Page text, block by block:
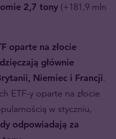
2,7 tony (+181,9 mln
oparte na złocie
głównie
Niemiec i Francji.
ETF-y oparte na złocie
w styczniu,
odpowiadają za